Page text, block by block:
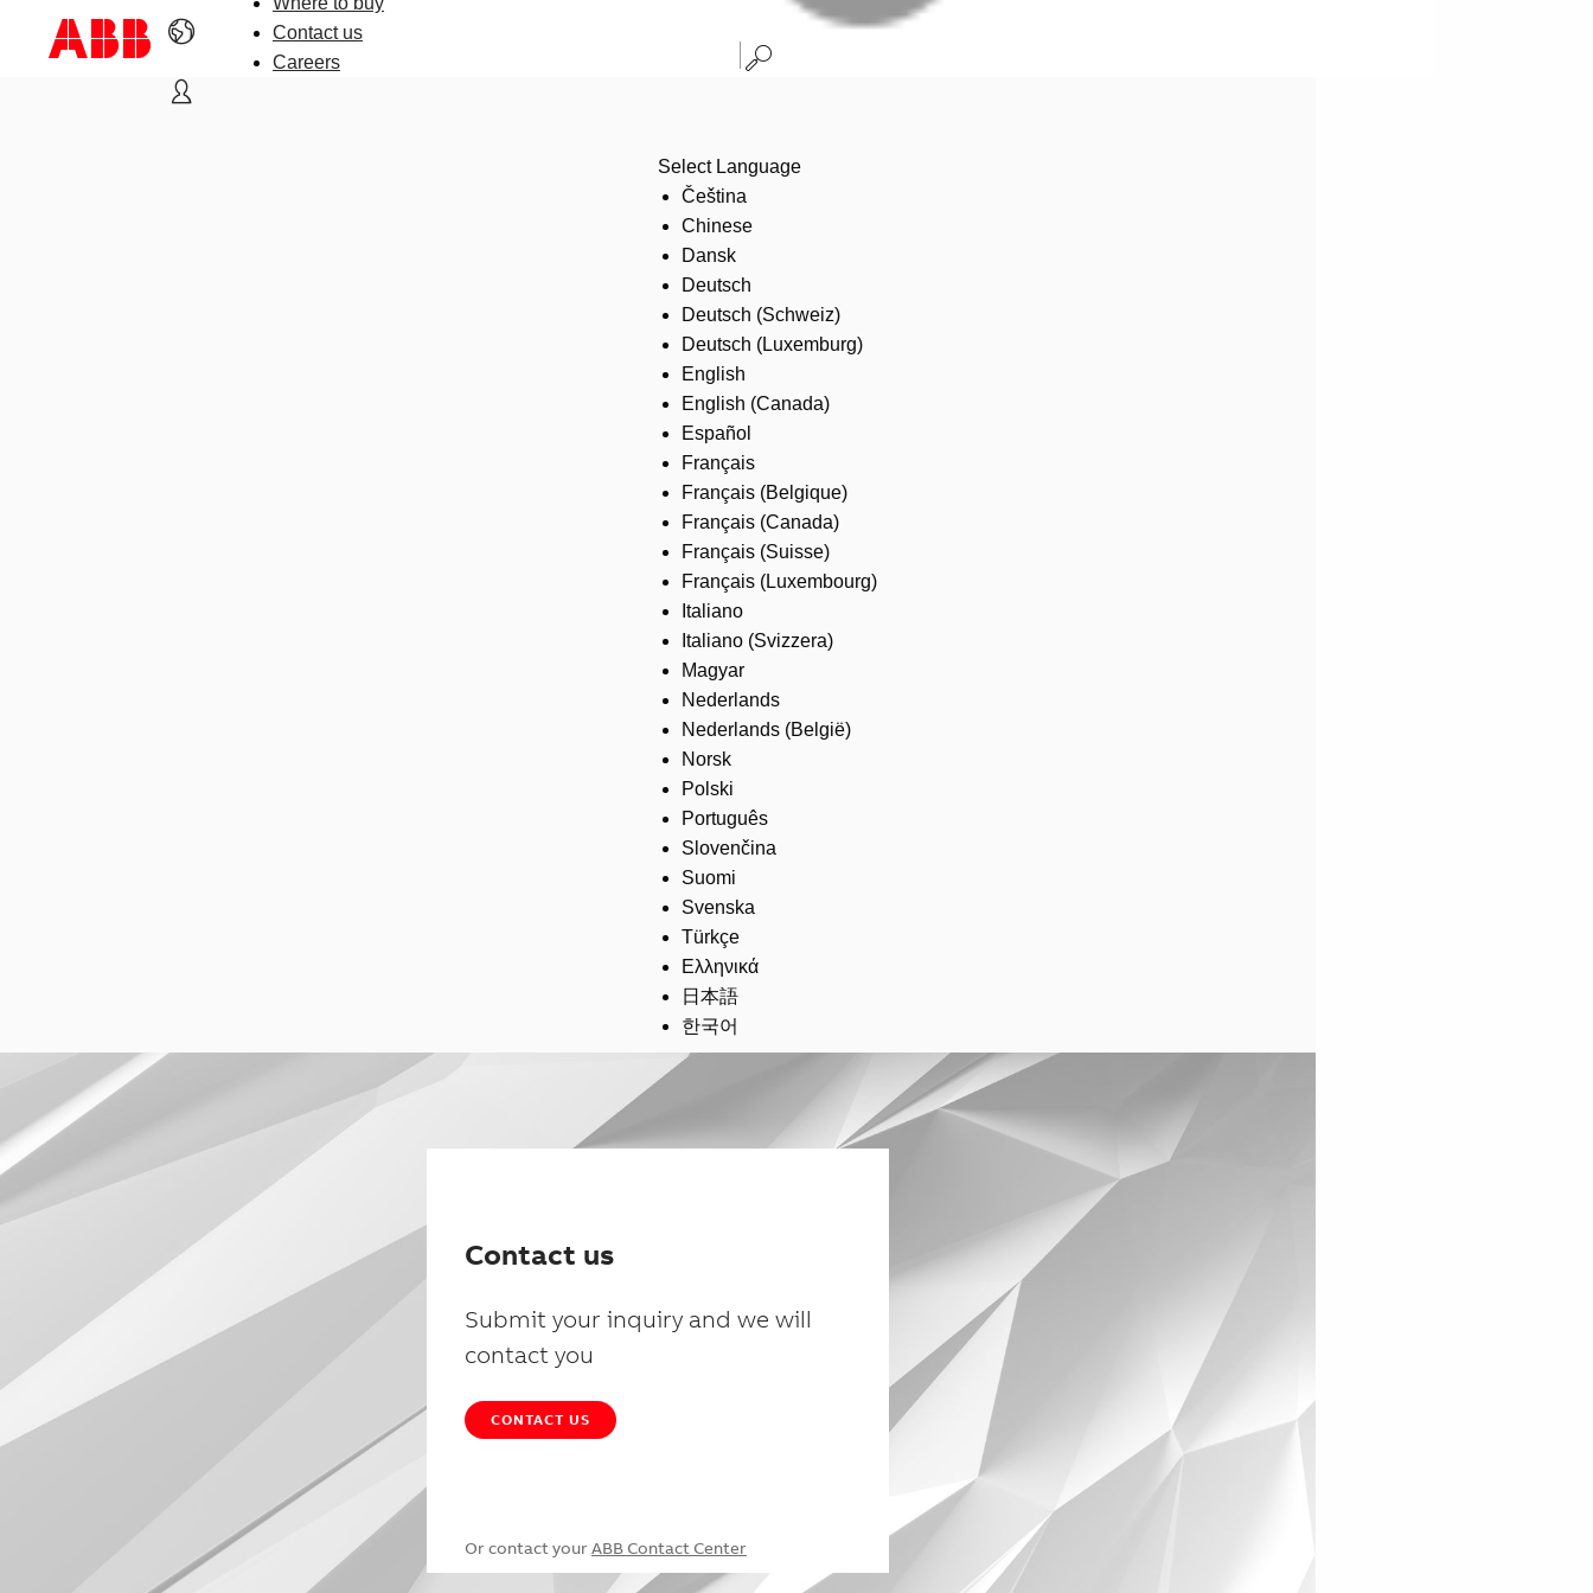
Contact us
Careers
Select Language
Čeština
Chinese
Dansk
Deutsch
Deutsch (Schweiz)
Deutsch (Luxemburg)
English
English (Canada)
Español
Français
Français (Belgique)
Français (Canada)
Français (Suisse)
Français (Luxembourg)
Italiano
Italiano (Svizzera)
Magyar
Nederlands
Nederlands (België)
Norsk
Polski
Português
Slovenčina
Suomi
Svenska
Türkçe
Ελληνικά
日本語
한국어
Contact us
Submit your inquiry and we will
contact you
CONTACT US
Or contact your ABB Contact Center